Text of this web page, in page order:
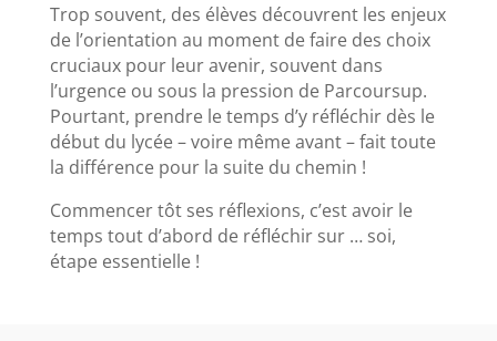
Trop souvent, des élèves découvrent les enjeux
de l’orientation au moment de faire des choix
cruciaux pour leur avenir, souvent dans
l’urgence ou sous la pression de Parcoursup.
Pourtant, prendre le temps d’y réfléchir dès le
début du lycée – voire même avant – fait toute
la différence pour la suite du chemin !
Commencer tôt ses réflexions, c’est avoir le
temps tout d’abord de réfléchir sur … soi,
étape essentielle !